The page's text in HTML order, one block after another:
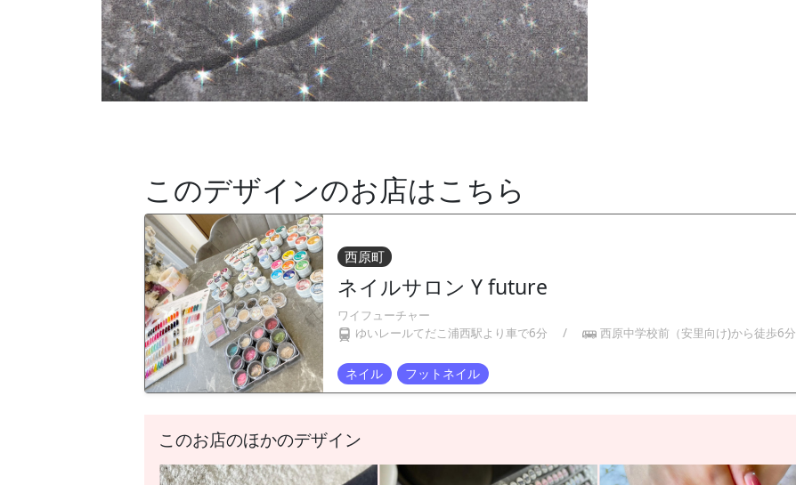
このデザインのお店はこちら
ネイル フットネイル
西原町
ネイルサロン Y future
ワイフューチャー
ゆいレールてだこ浦西駅より車で6分
/ 西原中学校前（安里向け)から徒歩6分
このお店のほかのデザイン